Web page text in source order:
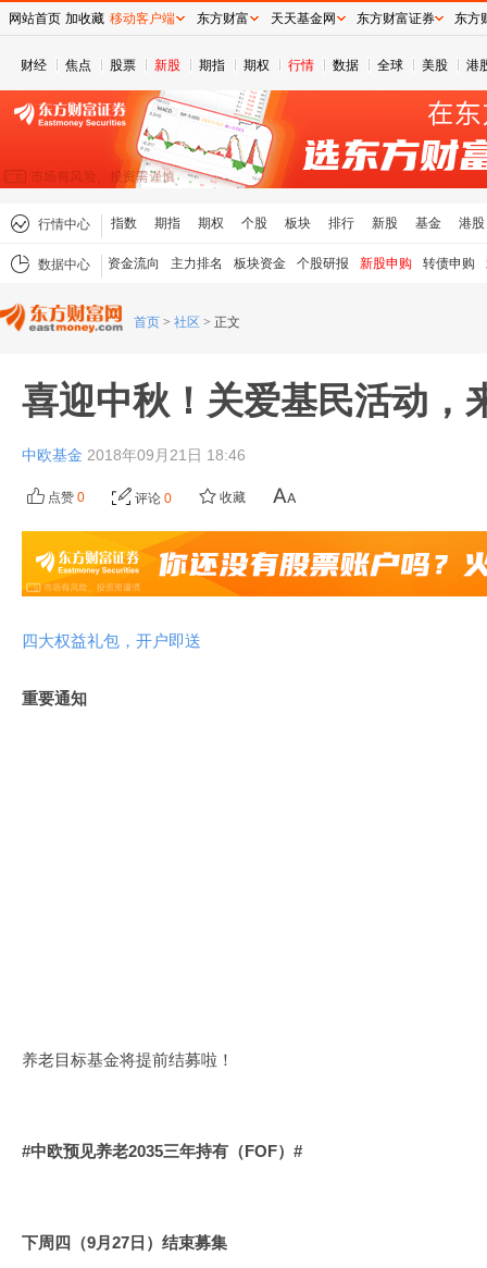
财经 焦点 股票 新股 期指 期权 行情 数据 全球 美股 港
行情中心 指数 期指 期权 个股 板块 排行 新股 基金 港股
数据中心 资金流向 主力排名 板块资金 个股研报 新股申购 转债申购
首页 > 社区 > 正文
喜迎中秋！关爱基民活动，
中欧基金 2018年09月21日 18:46
点赞 0 评论 0 收藏
四大权益礼包，开户即送
重要通知
养老目标基金将提前结募啦！
#中欧预见养老2035三年持有（FOF）#
下周四（9月27日）结束募集
网站首页 加收藏 移动客户端 东方财富 天天基金网 东方财富证券 东方